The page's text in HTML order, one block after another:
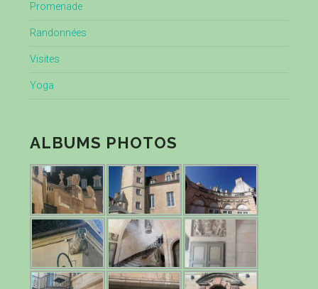
Promenade
Randonnées
Visites
Yoga
ALBUMS PHOTOS